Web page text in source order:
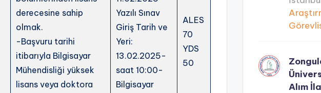
derecesine sahip
olmak.
-Başvuru tarihi
itibarıyla Bilgisayar
Mühendisliği yüksek
lisans veya doktora
Yazılı Sınav
Giriş Tarih ve
Yeri:
13.02.2025-
saat 10:00-
Bilgisayar
ALES
70
YDS
50
Alım